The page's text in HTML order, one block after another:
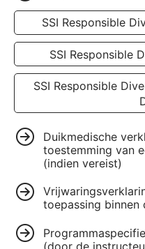
SSI Responsible
SSI Responsible
SSI Responsible
Duikmedische
toestemming van
(indien vereist)
toepassing binnen
(door de